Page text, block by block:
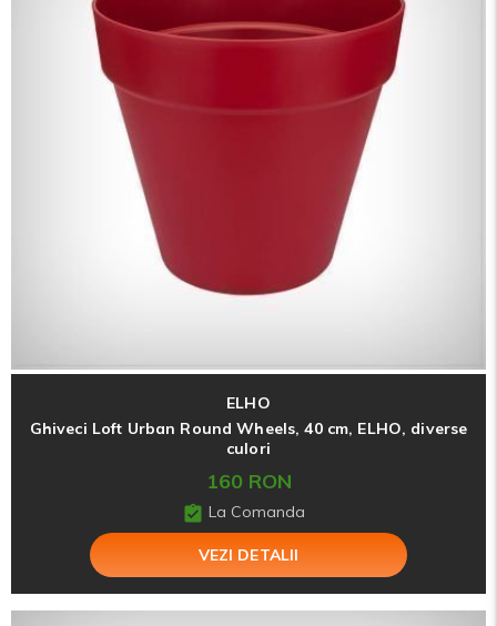
ELHO
Ghiveci Loft Urban Round Wheels, 40 cm, ELHO, diverse
culori
160 RON
La Comanda
VEZI DETALII